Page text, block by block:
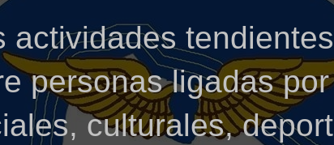
actividades
personas ligadas
culturales,